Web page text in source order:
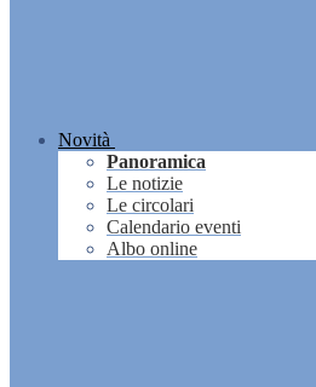
Novità
Panoramica
Le notizie
Le circolari
Calendario eventi
Albo online